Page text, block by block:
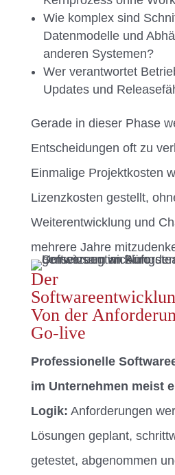
Wie komplex sind
Datenmodelle und
anderen Systemen?
Wer verantwortet
Updates und
Gerade in dieser Phase
Entscheidungen oft zu
Einmalige Projektkosten
Lizenzkosten gestellt,
Weiterentwicklung und
mehrere Jahre
Der
Von der
Go-live
Professionelle
im Unternehmen meist
Logik: Anforderungen
Lösungen geplant,
getestet, abgenommen